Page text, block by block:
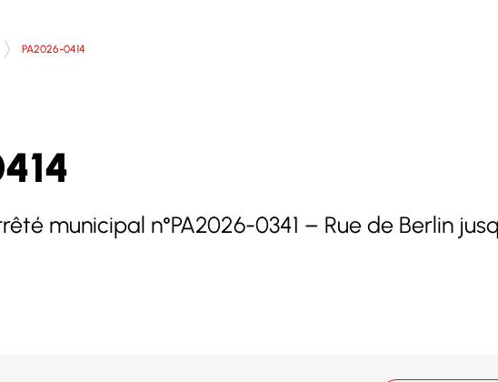
PA2026-0414
municipal n°PA2026-0341 – Rue de Berlin